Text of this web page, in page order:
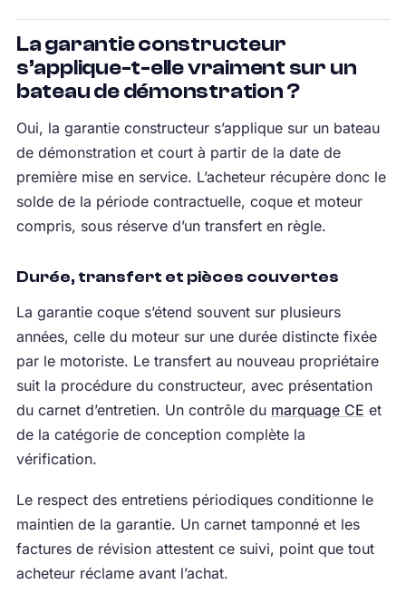
La garantie constructeur
s’applique-t-elle vraiment sur un
bateau de démonstration ?
Oui, la garantie constructeur s’applique sur un bateau
de démonstration et court à partir de la date de
première mise en service. L’acheteur récupère donc le
solde de la période contractuelle, coque et moteur
compris, sous réserve d’un transfert en règle.
Durée, transfert et pièces couvertes
La garantie coque s’étend souvent sur plusieurs
années, celle du moteur sur une durée distincte fixée
par le motoriste. Le transfert au nouveau propriétaire
suit la procédure du constructeur, avec présentation
du carnet d’entretien. Un contrôle du marquage CE et
de la catégorie de conception complète la
vérification.
Le respect des entretiens périodiques conditionne le
maintien de la garantie. Un carnet tamponné et les
factures de révision attestent ce suivi, point que tout
acheteur réclame avant l’achat.